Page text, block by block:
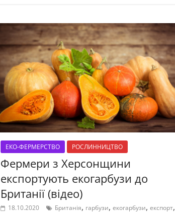
ЕКО-ФЕРМЕРСТВО РОСЛИННИЦТВО
Фермери з Херсонщини
експортують екогарбузи до
Британії (відео)
18.10.2020 Британія, гарбузи,екогарбузи,експорт,